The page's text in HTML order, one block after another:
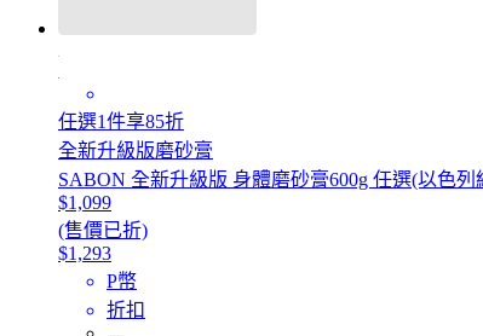
任選1件享85折
全新升級版磨砂膏
SABON 全新升級版 身體磨砂膏600g 任選(以色
$1,099
(售價已折)
$1,293
P幣
折扣